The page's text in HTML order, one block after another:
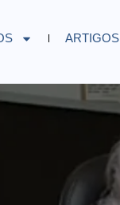
ARTIGOS